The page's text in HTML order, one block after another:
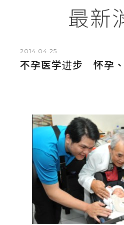
最新
2014.04.25
不孕医学进步 怀孕